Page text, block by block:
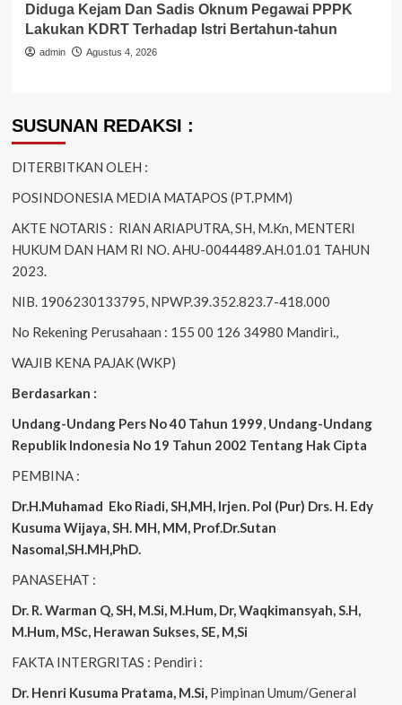
Diduga Kejam Dan Sadis Oknum Pegawai PPPK
Lakukan KDRT Terhadap Istri Bertahun-tahun
admin Agustus 4, 2026
SUSUNAN REDAKSI :
DITERBITKAN OLEH :
POSINDONESIA MEDIA MATAPOS (PT.PMM)
AKTE NOTARIS : RIAN ARIAPUTRA, SH, M.Kn, MENTERI
HUKUM DAN HAM RI NO. AHU-0044489.AH.01.01 TAHUN
2023.
NIB. 1906230133795, NPWP.39.352.823.7-418.000
No Rekening Perusahaan : 155 00 126 34980 Mandiri.,
WAJIB KENA PAJAK (WKP)
Berdasarkan :
Undang-Undang Pers No 40 Tahun 1999, Undang-Undang
Republik Indonesia No 19 Tahun 2002 Tentang Hak Cipta
PEMBINA :
Dr.H.Muhamad Eko Riadi, SH,MH, Irjen. Pol (Pur) Drs. H. Edy
Kusuma Wijaya, SH. MH, MM, Prof.Dr.Sutan
Nasomal,SH.MH,PhD.
PANASEHAT :
Dr. R. Warman Q, SH, M.Si, M.Hum, Dr, Waqkimansyah, S.H,
M.Hum, MSc, Herawan Sukses, SE, M,Si
FAKTA INTERGRITAS : Pendiri :
Dr. Henri Kusuma Pratama, M.Si, Pimpinan Umum/General